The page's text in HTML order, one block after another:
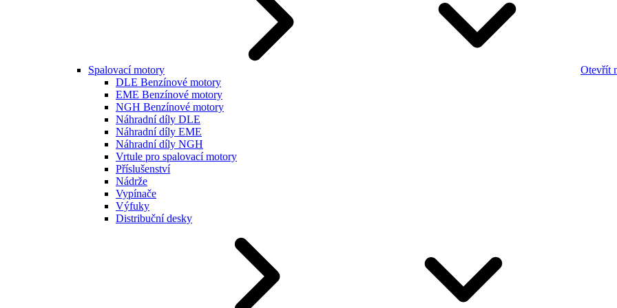
Spalovací motory
Otevřít
DLE Benzínové motory
EME Benzínové motory
NGH Benzínové motory
Náhradní díly DLE
Náhradní díly EME
Náhradní díly NGH
Vrtule pro spalovací motory
Příslušenství
Nádrže
Vypínače
Výfuky
Distribuční desky